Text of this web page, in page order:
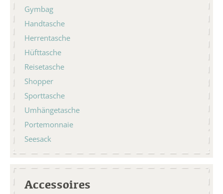
Gymbag
Handtasche
Herrentasche
Hüfttasche
Reisetasche
Shopper
Sporttasche
Umhängetasche
Portemonnaie
Seesack
Accessoires